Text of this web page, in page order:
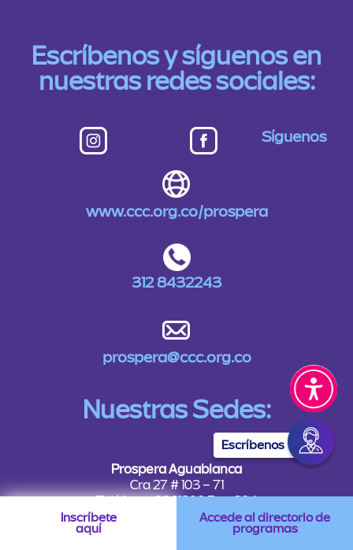
Inscríbete
aquí
Accede al directorio de
programas
Escríbenos y síguenos en
nuestras redes sociales:
Síguenos
www.ccc.org.co/prospera
312 8432243
prospera@ccc.org.co
Nuestras Sedes:
Prospera Aguablanca
Cra 27 # 103 – 71
Teléfono: 8861300 Ext- 204
Escríbenos